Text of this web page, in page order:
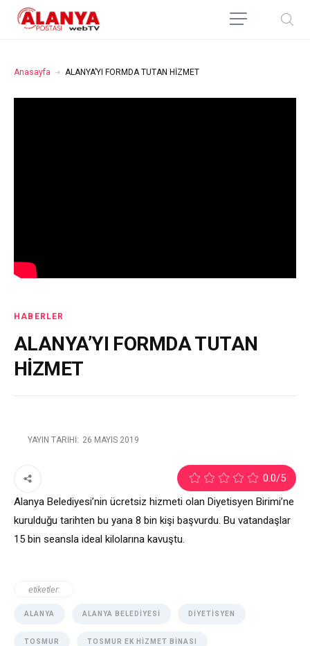
Anasayfa ALANYA’YI FORMDA TUTAN HİZMET
HABERLER
ALANYA’YI FORMDA TUTAN
HİZMET
YAYIN TARIHI: 26 MAYIS 2019
0.0/5
Alanya Belediyesi’nin ücretsiz hizmeti olan Diyetisyen Birimi’ne
kurulduğu tarihten bu yana 8 bin kişi başvurdu. Bu vatandaşlar
15 bin seansla ideal kilolarına kavuştu.
etiketler:
ALANYA ALANYA BELEDIYESI DIYETISYEN
TOSMUR TOSMUR EK HIZMET BINASI